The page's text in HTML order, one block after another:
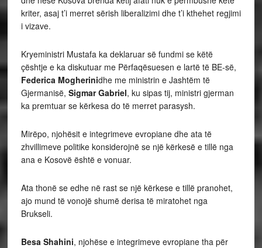
kriter, asaj t’i merret sërish liberalizimi dhe t’i kthehet regjimi
i vizave.
Kryeministri Mustafa ka deklaruar së fundmi se këtë
çështje e ka diskutuar me Përfaqësuesen e lartë të BE-së,
Federica Mogherinidhe me ministrin e Jashtëm të
Gjermanisë, Sigmar Gabriel, ku sipas tij, ministri gjerman
ka premtuar se kërkesa do të merret parasysh.
Mirëpo, njohësit e integrimeve evropiane dhe ata të
zhvillimeve politike konsiderojnë se një kërkesë e tillë nga
ana e Kosovë është e vonuar.
Ata thonë se edhe në rast se një kërkese e tillë pranohet,
ajo mund të vonojë shumë derisa të miratohet nga
Brukseli.
Besa Shahini, njohëse e integrimeve evropiane tha për